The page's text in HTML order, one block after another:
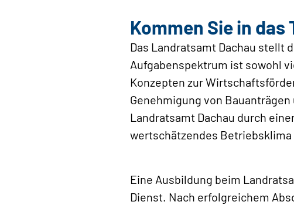
Kommen Sie in
Das Landratsamt Dachau stellt
Aufgabenspektrum ist sowohl
Konzepten zur
Genehmigung von
Landratsamt Dachau durch
wertschätzendes
Eine Ausbildung beim
Dienst. Nach erfolgreichem